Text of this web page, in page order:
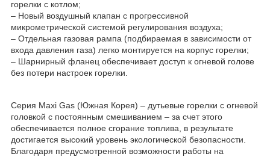
горелки с котлом;
– Новый воздушный клапан с прогрессивной
микрометрической системой регулирования воздуха;
– Отдельная газовая рампа (подбираемая в зависимости от
входа давления газа) легко монтируется на корпус горелки;
– Шарнирный фланец обеспечивает доступ к огневой голове
без потери настроек горелки.
Серия Maxi Gas (Южная Корея) – дутьевые горелки с огневой
головкой с постоянным смешиванием – за счет этого
обеспечивается полное сгорание топлива, в результате
достигается высокий уровень экологической безопасности.
Благодаря предусмотренной возможности работы на